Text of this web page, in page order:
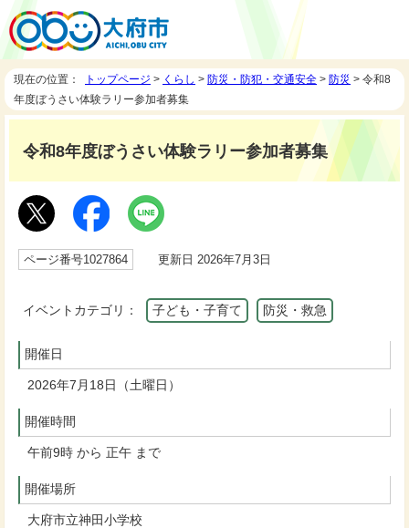
現在の位置： トップページ > くらし > 防災・防犯・交通安全 > 防災 > 令和8
年度ぼうさい体験ラリー参加者募集
令和8年度ぼうさい体験ラリー参加者募集
ページ番号1027864 更新日 2026年7月3日
イベントカテゴリ： 子ども・子育て 防災・救急
開催日
2026年7月18日（土曜日）
開催時間
午前9時 から 正午 まで
開催場所
大府市立神田小学校